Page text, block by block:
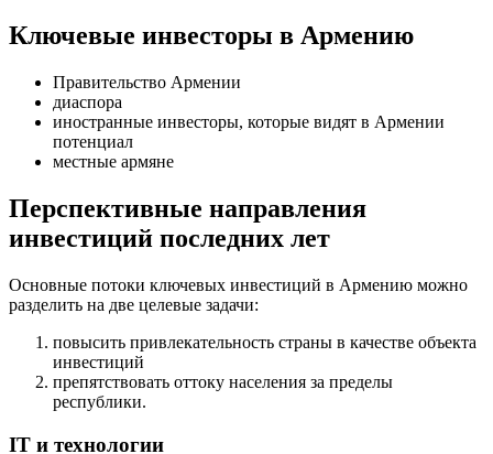
Ключевые инвесторы в Армению
Правительство Армении
диаспора
иностранные инвесторы, которые видят в Армении
потенциал
местные армяне
Перспективные направления
инвестиций последних лет
Основные потоки ключевых инвестиций в Армению можно
разделить на две целевые задачи:
повысить привлекательность страны в качестве объекта
инвестиций
препятствовать оттоку населения за пределы
республики.
IT и технологии